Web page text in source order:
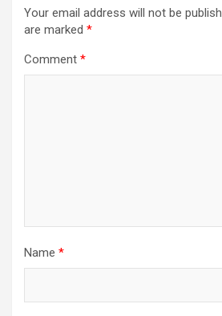
Your email address will not be
are marked *
Comment *
Name *